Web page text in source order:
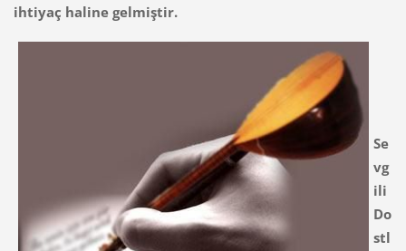
ihtiyaç haline gelmiştir.
Se
vg
ili
Do
stl